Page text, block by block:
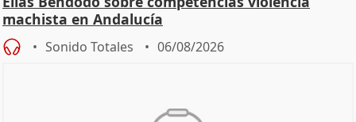
machista en Andalucía
Sonido Totales 06/08/2026